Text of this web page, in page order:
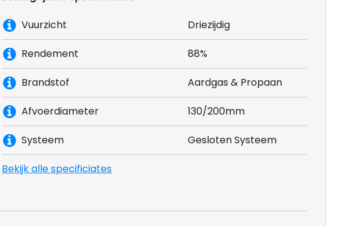
Vuurzicht
Driezijdig
Rendement 88%
Brandstof Aardgas & Propaan
Afvoerdiameter 130/200mm
Systeem Gesloten Systeem
Bekijk alle specificiates